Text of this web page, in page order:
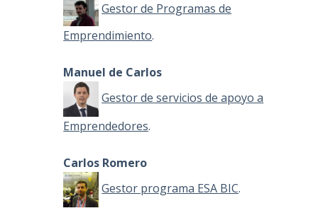
Gestor de Programas de
Emprendimiento.
Manuel de Carlos
Gestor de servicios de apoyo a
Emprendedores.
Carlos Romero
Gestor programa ESA BIC.